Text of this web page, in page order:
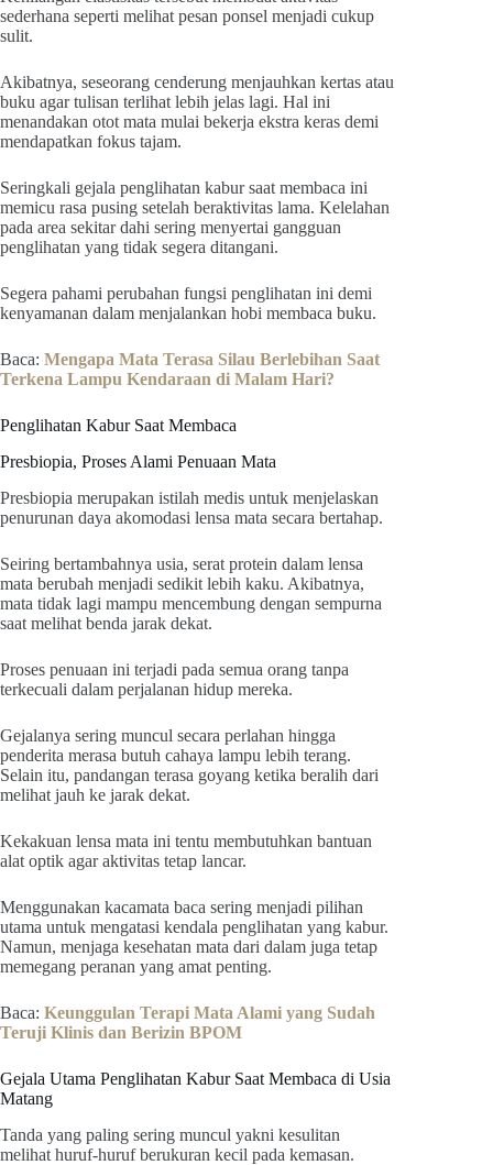
sederhana seperti melihat pesan ponsel menjadi cukup
sulit.
Akibatnya, seseorang cenderung menjauhkan kertas atau
buku agar tulisan terlihat lebih jelas lagi. Hal ini
menandakan otot mata mulai bekerja ekstra keras demi
mendapatkan fokus tajam.
Seringkali gejala penglihatan kabur saat membaca ini
memicu rasa pusing setelah beraktivitas lama. Kelelahan
pada area sekitar dahi sering menyertai gangguan
penglihatan yang tidak segera ditangani.
Segera pahami perubahan fungsi penglihatan ini demi
kenyamanan dalam menjalankan hobi membaca buku.
Baca: Mengapa Mata Terasa Silau Berlebihan Saat
Terkena Lampu Kendaraan di Malam Hari?
Penglihatan Kabur Saat Membaca
Presbiopia, Proses Alami Penuaan Mata
Presbiopia merupakan istilah medis untuk menjelaskan
penurunan daya akomodasi lensa mata secara bertahap.
Seiring bertambahnya usia, serat protein dalam lensa
mata berubah menjadi sedikit lebih kaku. Akibatnya,
mata tidak lagi mampu mencembung dengan sempurna
saat melihat benda jarak dekat.
Proses penuaan ini terjadi pada semua orang tanpa
terkecuali dalam perjalanan hidup mereka.
Gejalanya sering muncul secara perlahan hingga
penderita merasa butuh cahaya lampu lebih terang.
Selain itu, pandangan terasa goyang ketika beralih dari
melihat jauh ke jarak dekat.
Kekakuan lensa mata ini tentu membutuhkan bantuan
alat optik agar aktivitas tetap lancar.
Menggunakan kacamata baca sering menjadi pilihan
utama untuk mengatasi kendala penglihatan yang kabur.
Namun, menjaga kesehatan mata dari dalam juga tetap
memegang peranan yang amat penting.
Baca: Keunggulan Terapi Mata Alami yang Sudah
Teruji Klinis dan Berizin BPOM
Gejala Utama Penglihatan Kabur Saat Membaca di Usia
Matang
Tanda yang paling sering muncul yakni kesulitan
melihat huruf-huruf berukuran kecil pada kemasan.